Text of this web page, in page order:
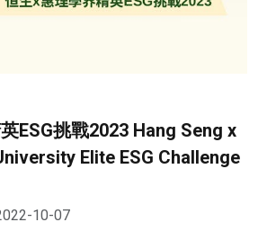
ESG挑戰2023 Hang Seng x
Elite ESG Challenge
10-07